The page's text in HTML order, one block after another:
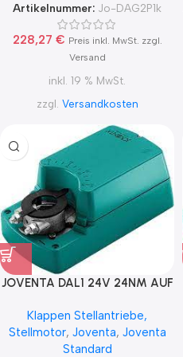
Artikelnummer: Jo-DAG2P1k
228,27 € Preis inkl. MwSt. zzgl.
Versand
inkl. 19 % MwSt.
zzgl. Versandkosten
JOVENTA DAL1 24V 24NM AUF
Klappen Stellantriebe,
Stellmotor, Joventa, Joventa
Standard